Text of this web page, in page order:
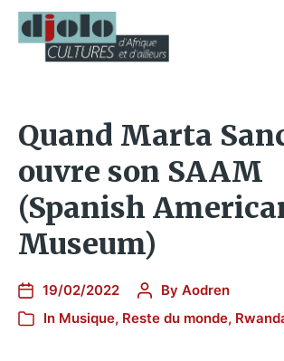
Quand Marta
ouvre son SAAM
(Spanish
Museum)
19/02/2022 By Aodren
In Musique, Reste du monde,